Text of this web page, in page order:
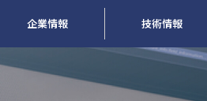
企業情報 技術情報